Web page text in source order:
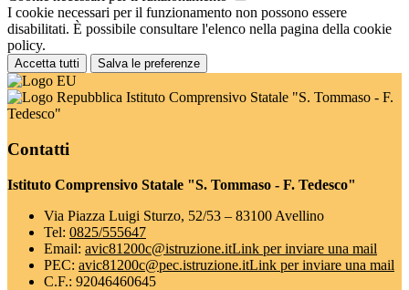
I cookie necessari per il funzionamento non possono essere
disabilitati. È possibile consultare l'elenco nella pagina della cookie
policy.
Accetta tutti Salva le preferenze
Istituto Comprensivo Statale "S. Tommaso - F.
Tedesco"
Contatti
Istituto Comprensivo Statale "S. Tommaso - F. Tedesco"
Via Piazza Luigi Sturzo, 52/53 – 83100 Avellino
Tel: 0825/555647
Email: avic81200c@istruzione.itLink per inviare una mail
PEC: avic81200c@pec.istruzione.itLink per inviare una mail
C.F.: 92046460645